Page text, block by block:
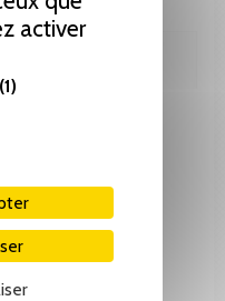
activer
(1)